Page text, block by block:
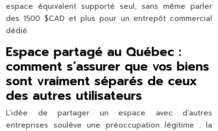
espace équivalent supporté seul, sans même parler
des 1500 $CAD et plus pour un entrepôt commercial
dédié.
Espace partagé au Québec :
comment s’assurer que vos biens
sont vraiment séparés de ceux
des autres utilisateurs
L’idée de partager un espace avec d’autres
entreprises soulève une préoccupation légitime : la